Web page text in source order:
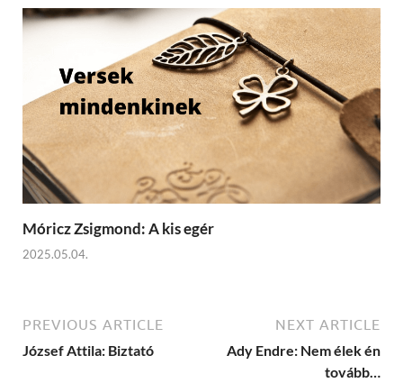
Móricz Zsigmond: A kis egér
2025.05.04.
PREVIOUS ARTICLE
József Attila: Biztató
NEXT ARTICLE
Ady Endre: Nem élek én
tovább…